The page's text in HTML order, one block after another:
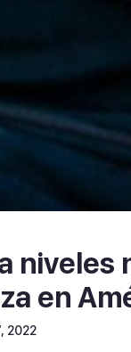
niveles
en
2022